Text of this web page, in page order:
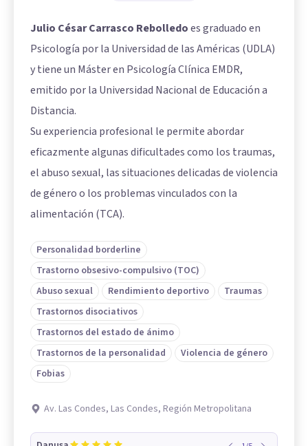
Julio César Carrasco Rebolledoes graduado en
Psicología por la Universidad de las Américas (UDLA)
y tiene un Máster en Psicología Clínica EMDR,
emitido por la Universidad Nacional de Educación a
Distancia.
Su experiencia profesional le permite abordar
eficazmente algunas dificultades como los traumas,
el abuso sexual, las situaciones delicadas de violencia
de género o los problemas vinculados con la
alimentación (TCA).
Personalidad borderline
Trastorno obsesivo-compulsivo (TOC)
Abuso sexual
Rendimiento deportivo
Traumas
Trastornos disociativos
Trastornos del estado de ánimo
Trastornos de la personalidad
Violencia de género
Fobias
Av. Las Condes, Las Condes, Región Metropolitana